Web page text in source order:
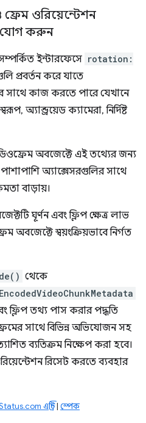
ওরিয়েন্টেশন
যোগ করুন
ইন্টারফেসে rotation:
প্রবর্তন করে যাতে
সাথে কাজ করতে পারে যেখানে
অ্যান্ড্রয়েড ক্যামেরা, নির্দিষ্ট
অবজেক্টে এই তথ্যের জন্য
পাশাপাশি অ্যাক্সেসরগুলির সাথে
বাড়ায়।
ঘূর্ণন এবং ফ্লিপ ক্ষেত্র লাভ
অবজেক্টে স্বয়ংক্রিয়ভাবে নির্গত
থেকে
EncodedVideoChunkMetadata
ফ্লিপ তথ্য পাস করার পদ্ধতি
সাথে বিভিন্ন অভিযোজন সহ
ব্যতিক্রম নিক্ষেপ করা হবে।
রিসেট করতে ব্যবহার
এন্ট্রি| স্পেক